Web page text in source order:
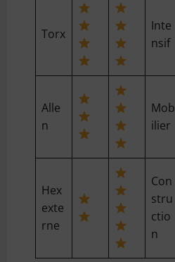
Torx
Inte
nsif
Alle
n
Mob
ilier
Hex
exte
rne
Con
stru
ctio
n